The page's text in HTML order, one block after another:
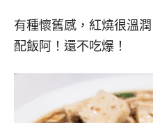
有種懷舊感，紅燒很溫
配飯阿！還不吃爆！